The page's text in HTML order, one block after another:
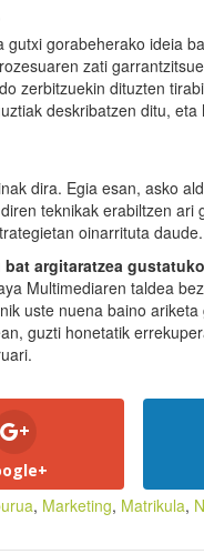
gorabeherako ideia
zati
zerbitzuekin dituzten
deskribatzen ditu, eta
dira. Egia esan, asko
teknikak erabiltzen ari
oinarrituta daude.
argitaratzea
Multimediaren taldea
uste nuena baino
guzti honetatik
, Marketing, Matrikula,